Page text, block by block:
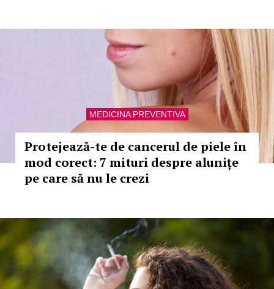
MEDICINA PREVENTIVA
Protejează-te de cancerul de piele în
mod corect: 7 mituri despre alunițe
pe care să nu le crezi